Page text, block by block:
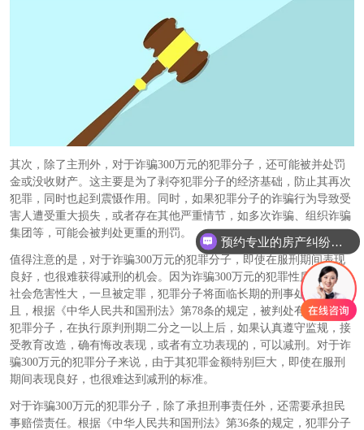
其次，除了主刑外，对于诈骗300万元的犯罪分子，还可能被并处罚
金或没收财产。这主要是为了剥夺犯罪分子的经济基础，防止其再次
犯罪，同时也起到震慑作用。同时，如果犯罪分子的诈骗行为导致受
害人遭受重大损失，或者存在其他严重情节，如多次诈骗、组织诈骗
集团等，可能会被判处更重的刑罚。
值得注意的是，对于诈骗300万元的犯罪分子，即使在服刑期间表现
良好，也很难获得减刑的机会。因为诈骗300万元的犯罪性质恶劣，
社会危害性大，一旦被定罪，犯罪分子将面临长期的刑事处罚。而
且，根据《中华人民共和国刑法》第78条的规定，被判处有期徒刑的
犯罪分子，在执行原判刑期二分之一以上后，如果认真遵守监规，接
受教育改造，确有悔改表现，或者有立功表现的，可以减刑。对于诈
骗300万元的犯罪分子来说，由于其犯罪金额特别巨大，即使在服刑
期间表现良好，也很难达到减刑的标准。
对于诈骗300万元的犯罪分子，除了承担刑事责任外，还需要承担民
事赔偿责任。根据《中华人民共和国刑法》第36条的规定，犯罪分子